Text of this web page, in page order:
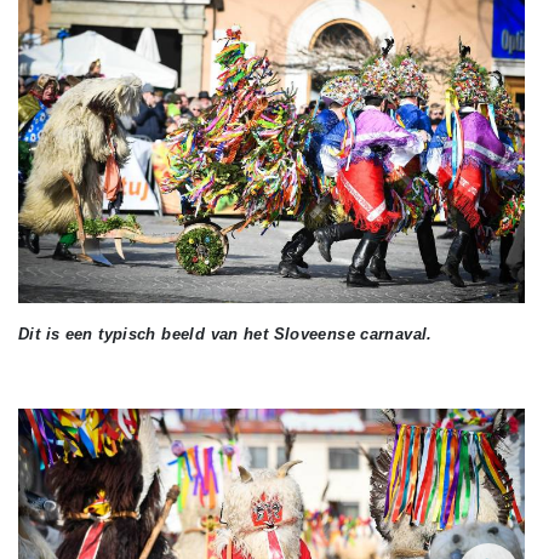
Dit is een typisch beeld van het Sloveense carnaval.